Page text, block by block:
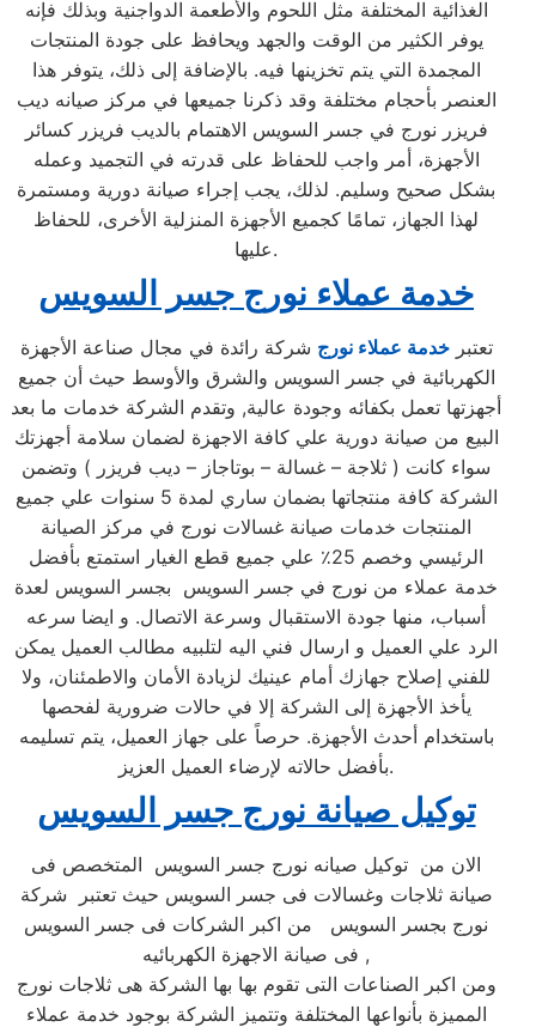
الغذائية المختلفة مثل اللحوم والأطعمة الدواجنية وبذلك فإنه
يوفر الكثير من الوقت والجهد ويحافظ على جودة المنتجات
المجمدة التي يتم تخزينها فيه. بالإضافة إلى ذلك، يتوفر هذا
العنصر بأحجام مختلفة وقد ذكرنا جميعها في مركز صيانه ديب
فريزر نورج في جسر السويس الاهتمام بالديب فريزر كسائر
الأجهزة، أمر واجب للحفاظ على قدرته في التجميد وعمله
بشكل صحيح وسليم. لذلك، يجب إجراء صيانة دورية ومستمرة
لهذا الجهاز، تمامًا كجميع الأجهزة المنزلية الأخرى، للحفاظ
عليها.
خدمة عملاء نورج جسر السويس
تعتبرخدمة عملاء نورج شركة رائدة في مجال صناعة الأجهزة
الكهربائية في جسر السويس والشرق والأوسط حيث أن جميع
أجهزتها تعمل بكفائه وجودة عالية, وتقدم الشركة خدمات ما بعد
البيع من صيانة دورية علي كافة الاجهزة لضمان سلامة أجهزتك
سواء كانت ( ثلاجة – غسالة – بوتاجاز – ديب فريزر ) وتضمن
الشركة كافة منتجاتها بضمان ساري لمدة 5 سنوات علي جميع
المنتجات خدمات صيانة غسالات نورج في مركز الصيانة
الرئيسي وخصم 25٪ علي جميع قطع الغيار استمتع بأفضل
خدمة عملاء من نورج في جسر السويس بجسر السويس لعدة
أسباب، منها جودة الاستقبال وسرعة الاتصال. و ايضا سرعه
الرد علي العميل و ارسال فني اليه لتلبيه مطالب العميل يمكن
للفني إصلاح جهازك أمام عينيك لزيادة الأمان والاطمئنان، ولا
يأخذ الأجهزة إلى الشركة إلا في حالات ضرورية لفحصها
باستخدام أحدث الأجهزة. حرصاً على جهاز العميل، يتم تسليمه
بأفضل حالاته لإرضاء العميل العزيز.
توكيل صيانة نورج جسر السويس
الان من توكيل صيانه نورج جسر السويس المتخصص فى
صيانة ثلاجات وغسالات فى جسر السويس حيث تعتبر شركة
نورج بجسر السويس من اكبر الشركات فى جسر السويس
فى صيانة الاجهزة الكهربائيه ,
ومن اكبر الصناعات التى تقوم بها بها الشركة هى ثلاجات نورج
المميزة بأنواعها المختلفة وتتميز الشركة بوجود خدمة عملاء